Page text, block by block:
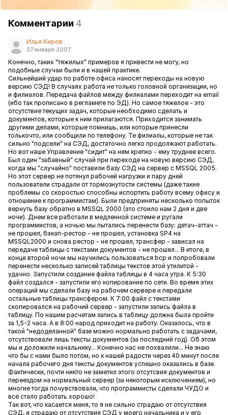
Комментарии 4
Илья Киров
27 января 2007
Конечно, таких "тяжелых" примеров я привести не могу, но
подобные случаи были и в нашей практике.
Сильнейший удар по работе офиса наносят переходы на новую
версию СЭД! В случаях работа не только головной организации, но
и филиалов. Передача файлов между филиалами переходит на email
(ибо так прописано в регламете по ЭД). Но самое тяжелое - это
отсутствие текущих задач, которые необходимо сделать и
документов, которые к ним прилагаются. Приходится занимать
другими делами, которые помнишь, или которые принесли
толькочто, или сообщили по телефону. Те филиалы, которые не так
сильно "подсели" на СЭД, достаточно легко продолжают работать.
Но вот наше Управление "сидит" на нем крепко - ему труднее всего.
Был один "забавный" случай при переходе на новую версию СЭД,
когда мы "случайно" поставили базу СЭД на сервер с MSSQL 2005.
Но этот сервер не потянул рабочей нагрузки и пару дней
пользователи страдали от тормознутости системы (даже такие
проблемы со скоростью способны испортить работу всему офису и
отношение к программистам). Были предприняты несколько попыток
вернуть базу обратно в MSSQL 2000 (это стоило нам 2 дня и две
ночи). Днем все работали в медленной системе и ругали
программистов, а ночью мы пытались перенести базу: детач-аттач -
не прошел, бэкап-рестор - не прошел, установка SP4 на
MSSQL2000 и снова рестор - не прошел, трансфер - зависал на
передаче таблицы с текстами документов - не прошел... В итоге, в
конце второй ночи мы научились пользоваться bcp и попробовали
перенести несколько записей таблицы текстов этой утилитой -
удачно. Запустили создание файла таблицы в 4 часа утра. К 5:30
файл создался - запустили его копирование по сети. Во время этих
операций мы сделали базу на рабочем сервере и передали
остальные таблицы трансфером. К 7:00 файл с текстами
скопировался на рабочий сервер - запустили запись файла в
таблицу. По нашим расчетам запись в таблицу должна была пройти
за 1,5-2 часа. А в 8:00 народ приходит на работу. Оказалось, что в
такой "недоделанной" базе можно нормально работать с задачами,
отсутствовали лишь тексты документов (за последний год). Об этом
мы и доложили начальнику... Конечно нас не похвалили... Не знаю
что бы с нами было потом, но к нашей радости через 40 минут после
начала рабочего дня тексты документов успешно оказались в базе.
Фактически, почти никто не заметил этого отсутсвия документов и
переездом на нормальный сервер (за некоторым исключением), но
многие тогда почувствовали, что программисты сделали ЧУДО и
всё стало работать хорошо!
Так вот, что касается меня, то я не сильно страдаю от отсутствия
СЭД, я страдаю от отсутствия СЭД у моего начальника и у его